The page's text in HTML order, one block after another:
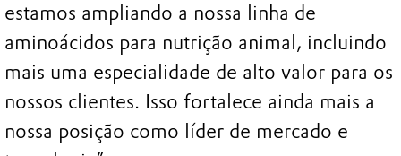
estamos ampliando a nossa linha de
aminoácidos para nutrição animal, incluindo
mais uma especialidade de alto valor para os
nossos clientes. Isso fortalece ainda mais a
nossa posição como líder de mercado e